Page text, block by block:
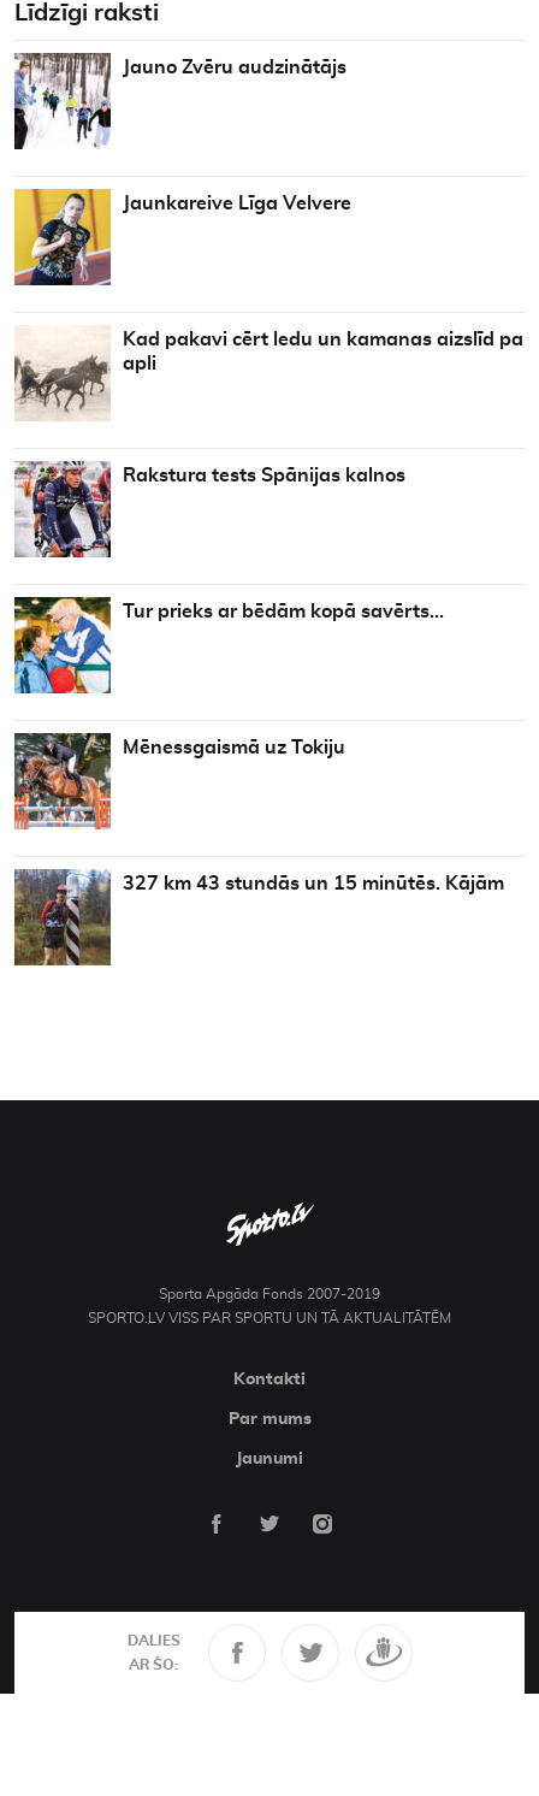
DALIES
AR ŠO:
Līdzīgi raksti
Jauno Zvēru audzinātājs
Jaunkareive Līga Velvere
Kad pakavi cērt ledu un kamanas aizslīd pa
apli
Rakstura tests Spānijas kalnos
Tur prieks ar bēdām kopā savērts…
Mēnessgaismā uz Tokiju
327 km 43 stundās un 15 minūtēs. Kājām
Sporta Apgāda Fonds 2007-2019
SPORTO.LV VISS PAR SPORTU UN TĀ AKTUALITĀTĒM
Kontakti
Par mums
Jaunumi